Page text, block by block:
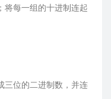
将每一组的十进制连起
三位的二进制数，并连